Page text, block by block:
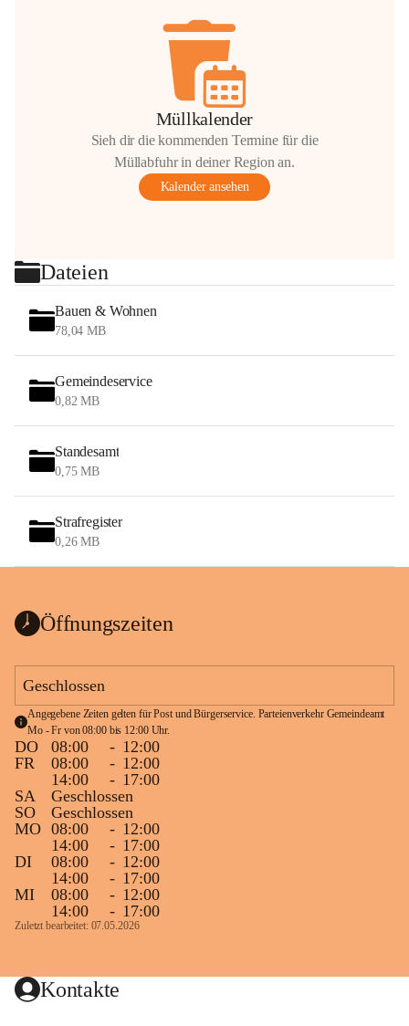
Müllkalender
Sieh dir die kommenden Termine für die
Müllabfuhr in deiner Region an.
Kalender ansehen
Dateien
Bauen & Wohnen
78,04 MB
Gemeindeservice
0,82 MB
Standesamt
0,75 MB
Strafregister
0,26 MB
Öffnungszeiten
Geschlossen
Angegebene Zeiten gelten für Post und Bürgerservice. Parteienverkehr Gemeindeamt
Mo - Fr von 08:00 bis 12:00 Uhr.
DO 08:00 - 12:00
FR
08:00 - 12:00
14:00
- 17:00
SA
Geschlossen
SO
Geschlossen
MO 08:00 - 12:00
14:00
- 17:00
DI
08:00 - 12:00
14:00
- 17:00
MI
08:00 - 12:00
14:00
- 17:00
Zuletzt bearbeitet: 07.05.2026
Kontakte